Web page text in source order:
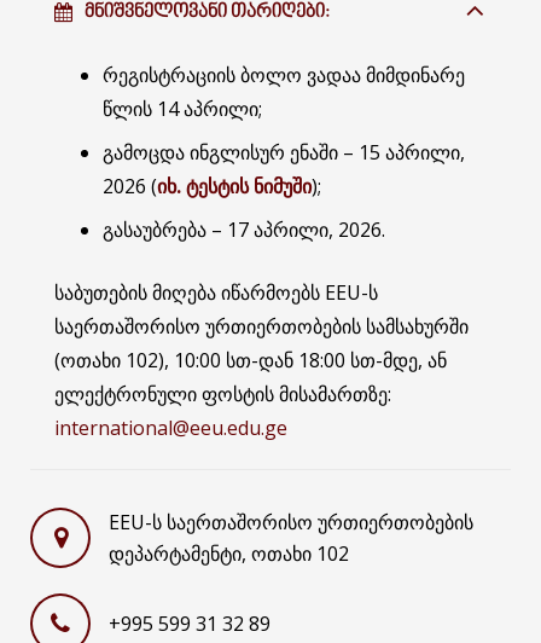
ᲛᲜᲘᲨᲕᲜᲔᲚᲝᲕᲐᲜᲘ ᲗᲐᲠᲘᲦᲔᲑᲘ:
რეგისტრაციის ბოლო ვადაა მიმდინარე
წლის 14 აპრილი;
გამოცდა ინგლისურ ენაში – 15 აპრილი,
2026 (იხ. ტესტის ნიმუში);
გასაუბრება – 17 აპრილი, 2026.
საბუთების მიღება იწარმოებს EEU-ს
საერთაშორისო ურთიერთობების სამსახურში
(ოთახი 102), 10:00 სთ-დან 18:00 სთ-მდე, ან
ელექტრონული ფოსტის მისამართზე:
international@eeu.edu.ge
EEU-ს საერთაშორისო ურთიერთობების
დეპარტამენტი, ოთახი 102
+995 599 31 32 89